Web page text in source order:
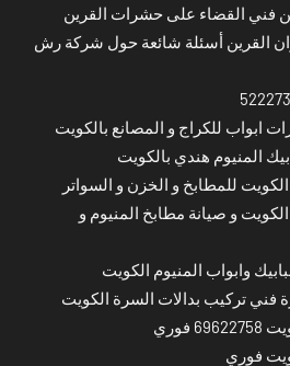
فني القضاء على حشرات القرين
القرين أسئلة شائعة حول شركة رش
ابواب للكراج و المصانع بالكويت
المنيوم هندي بالكويت
للمطابخ و الخزن و السواتر
و صيانة مطابخ المنيوم و
وابواب المنيوم الكويت
فني تركيب بدالات السرة الكويت
فوري